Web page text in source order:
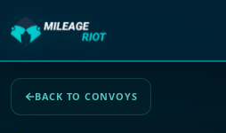
BACK TO CONVOYS